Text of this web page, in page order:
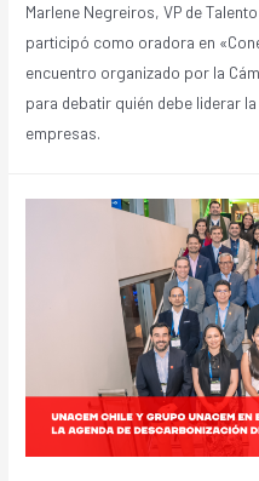
Marlene Negreiros, VP de
participó como oradora en
encuentro organizado por la
para debatir quién debe liderar
empresas.